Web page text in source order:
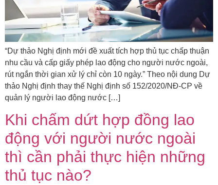
“Dự thảo Nghị định mới đề xuất tích hợp thủ tục chấp thuận
nhu cầu và cấp giấy phép lao động cho người nước ngoài,
rút ngắn thời gian xử lý chỉ còn 10 ngày.” Theo nội dung Dự
thảo Nghị định thay thế Nghị định số 152/2020/NĐ-CP về
quản lý người lao động nước […]
Khi chấm dứt hợp đồng lao
động với người nước ngoài
thì cần phải thực hiện những
thủ tục nào?